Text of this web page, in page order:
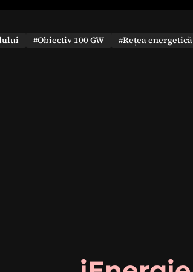
#Obiectiv 100 GW #Rețea energetică